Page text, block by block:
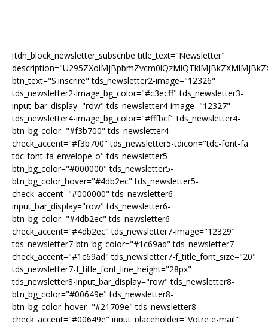
[tdn_block_newsletter_subscribe title_text="Newsletter"
btn_text="S'inscrire" tds_newsletter2-image="12326"
tds_newsletter2-image_bg_color="#c3ecff" tds_newsletter3-
input_bar_display="row" tds_newsletter4-image="12327"
tds_newsletter4-image_bg_color="#fffbcf" tds_newsletter4-
btn_bg_color="#f3b700" tds_newsletter4-
check_accent="#f3b700" tds_newsletter5-tdicon="tdc-font-fa
tdc-font-fa-envelope-o" tds_newsletter5-
btn_bg_color="#000000" tds_newsletter5-
btn_bg_color_hover="#4db2ec" tds_newsletter5-
check_accent="#000000" tds_newsletter6-
input_bar_display="row" tds_newsletter6-
btn_bg_color="#4db2ec" tds_newsletter6-
check_accent="#4db2ec" tds_newsletter7-image="12329"
tds_newsletter7-btn_bg_color="#1c69ad" tds_newsletter7-
check_accent="#1c69ad" tds_newsletter7-f_title_font_size="20"
tds_newsletter7-f_title_font_line_height="28px"
tds_newsletter8-input_bar_display="row" tds_newsletter8-
btn_bg_color="#00649e" tds_newsletter8-
btn_bg_color_hover="#21709e" tds_newsletter8-
check_accent="#00649e" input_placeholder="Votre e-mail"